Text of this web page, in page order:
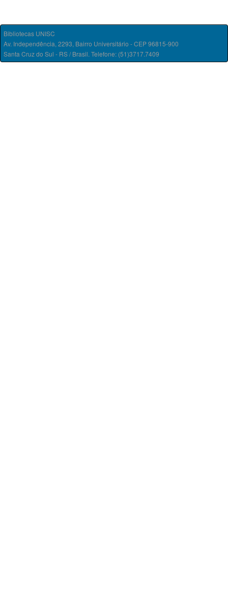
Bibliotecas UNISC
Av. Independência, 2293, Bairro Universitário - CEP 96815-900
Santa Cruz do Sul - RS / Brasil. Telefone: (51)3717.7409